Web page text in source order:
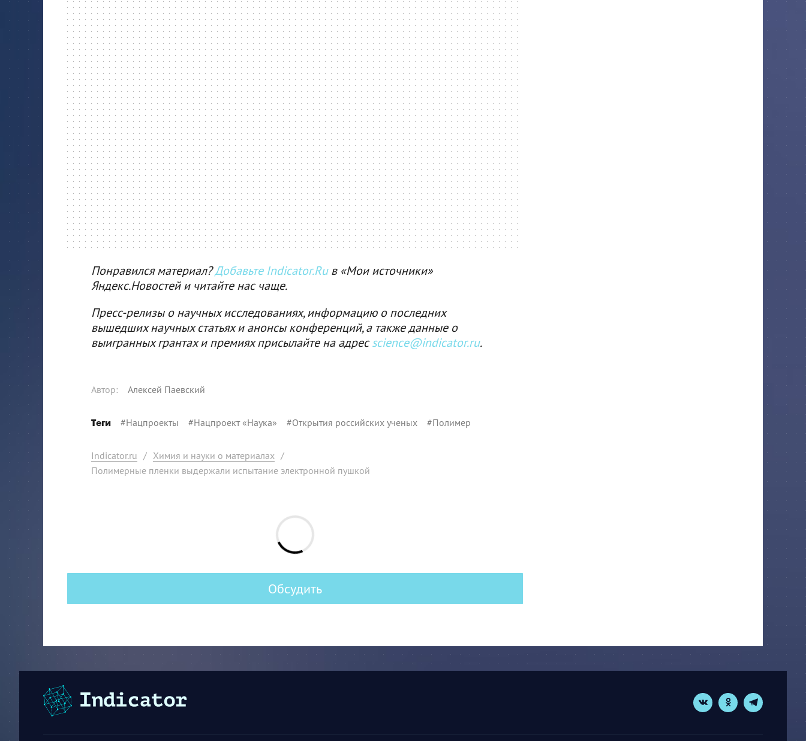
Понравился материал?Добавьте Indicator.Ruв «Мои источники»
Яндекс.Новостей и читайте нас чаще.
Пресс-релизы о научных исследованиях, информацию о последних
вышедших научных статьях и анонсы конференций, а также данные о
выигранных грантах и премиях присылайте на адресscience@indicator.ru.
Автор: Алексей Паевский
Теги #Нацпроекты #Нацпроект «Наука» #Открытия российских ученых #Полимер
Indicator.ru / Химия и науки о материалах /
Полимерные пленки выдержали испытание электронной пушкой
Обсудить